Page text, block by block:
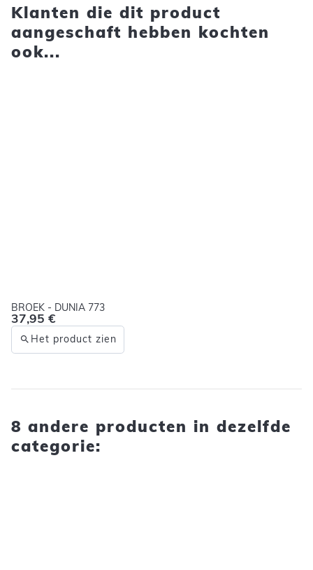
Klanten die dit product
aangeschaft hebben kochten
ook...
BROEK - DUNIA 773
37,95 €
Het product zien
8 andere producten in dezelfde
categorie: